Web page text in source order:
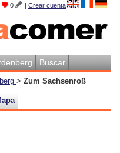
0 | Crear cuenta
Buscar
> Zum Sachsenroß